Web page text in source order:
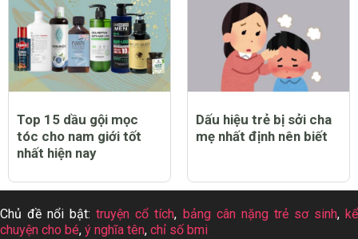
Top 15 dầu gội mọc
tóc cho nam giới tốt
nhất hiện nay
Dấu hiệu trẻ bị sởi cha
mẹ nhất định nên biết
Chủ đề nổi bật:truyện cổ tích, bảng cân nặng trẻ sơ sinh, kể
chuyện cho bé, ý nghĩa tên, chỉ số bmi